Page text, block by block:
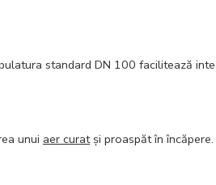
standard DN 100 facilitează
unui aer curatși proaspăt în încăpere.